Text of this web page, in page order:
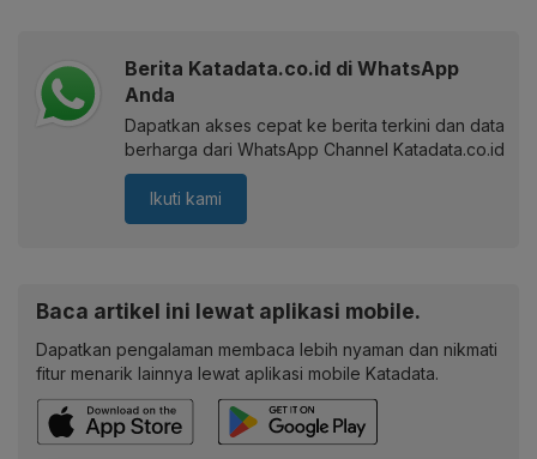
Berita Katadata.co.id di WhatsApp
Anda
Dapatkan akses cepat ke berita terkini dan data
berharga dari WhatsApp Channel Katadata.co.id
Ikuti kami
Baca artikel ini lewat aplikasi mobile.
Dapatkan pengalaman membaca lebih nyaman dan nikmati
fitur menarik lainnya lewat aplikasi mobile Katadata.